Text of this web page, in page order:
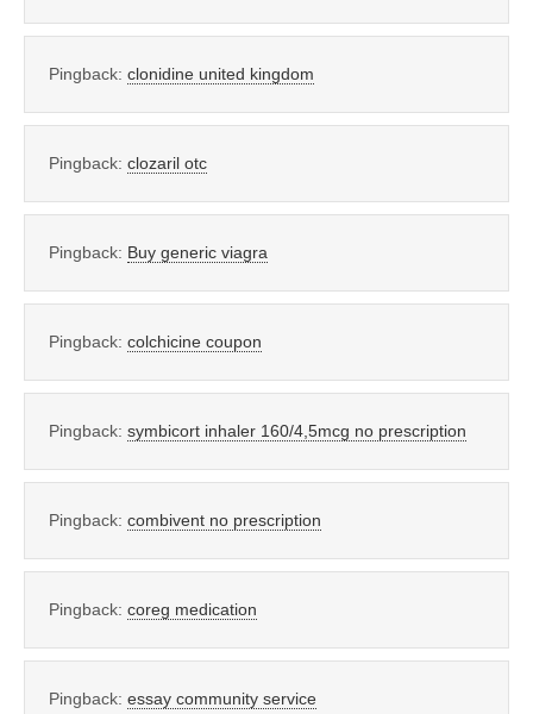
Pingback: clonidine united kingdom
Pingback: clozaril otc
Pingback: Buy generic viagra
Pingback: colchicine coupon
Pingback: symbicort inhaler 160/4,5mcg no prescription
Pingback: combivent no prescription
Pingback: coreg medication
Pingback: essay community service